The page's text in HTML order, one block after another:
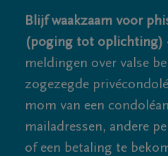
Blijf waakzaam voor
(poging tot oplichting)
meldingen over valse
zogezegde
mom van een
mailadressen, andere
of een betaling te